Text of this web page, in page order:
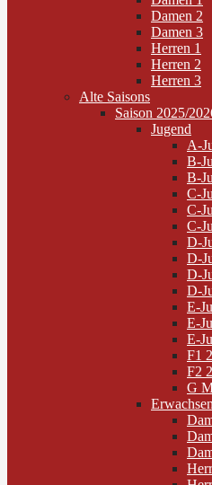
Damen 2
Damen 3
Herren 1
Herren 2
Herren 3
Alte Saisons
Saison 2025/
Jugend
A-
B-
B-
C-
C-
C-
D-
D-
D-
D-
E-
E-
E-
F1
F2
G